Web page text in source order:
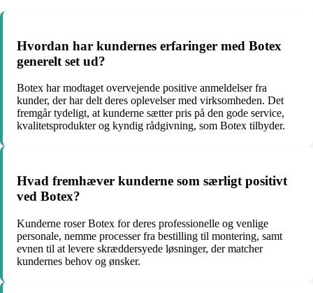
Hvordan har kundernes erfaringer med Botex
generelt set ud?
Botex har modtaget overvejende positive anmeldelser fra
kunder, der har delt deres oplevelser med virksomheden. Det
fremgår tydeligt, at kunderne sætter pris på den gode service,
kvalitetsprodukter og kyndig rådgivning, som Botex tilbyder.
Hvad fremhæver kunderne som særligt positivt
ved Botex?
Kunderne roser Botex for deres professionelle og venlige
personale, nemme processer fra bestilling til montering, samt
evnen til at levere skræddersyede løsninger, der matcher
kundernes behov og ønsker.